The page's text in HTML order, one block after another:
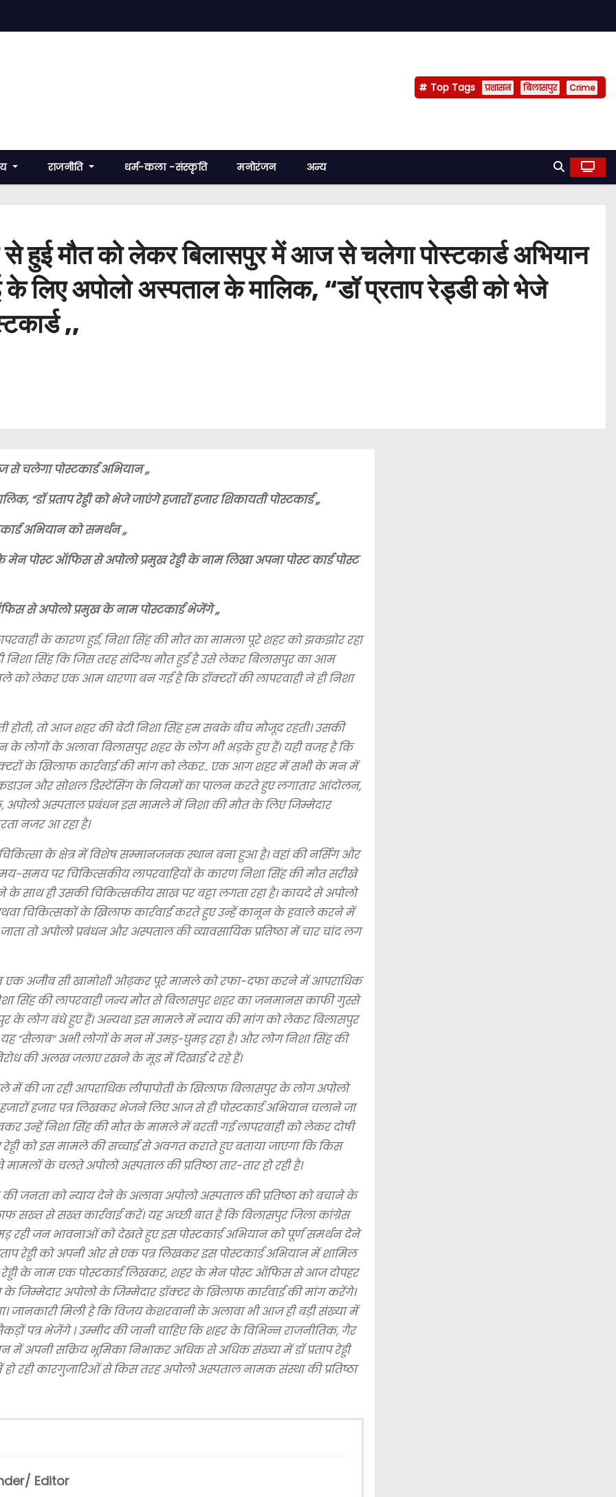
Top Tags प्रशासन बिलासपुर Crime
राजनीति धर्म-कला -संस्कृति मनोरंजन अन्य
से हुई मौत को लेकर बिलासपुर में आज से चलेगा पोस्टकार्ड अभियान
के लिए अपोलो अस्पताल के मालिक, “डॉ प्रताप रेड्डी को भेजे
,,
चलेगा पोस्टकार्ड अभियान ,,
“डॉ प्रताप रेड्डी को भेजे जाएंगे हजारों हजार शिकायती पोस्टकार्ड ,,
अभियान को समर्थन ,,
पोस्ट ऑफिस से अपोलो प्रमुख रेड्डी के नाम लिखा अपना पोस्ट कार्ड पोस्ट
से अपोलो प्रमुख के नाम पोस्टकार्ड भेजेंगे ,,
के कारण हुई, निशा सिंह की मौत का मामला पूरे शहर को झकझोर रहा
सिंह कि जिस तरह संदिग्ध मौत हुई है उसे लेकर बिलासपुर का आम
लेकर एक आम धारणा बन गई है कि डॉक्टरों की लापरवाही ने ही निशा
होती, तो आज शहर की बेटी निशा सिंह हम सबके बीच मौजूद रहती। उसकी
लोगों के अलावा बिलासपुर शहर के लोग भी भड़के हुए हैं। यही वजह है कि
के खिलाफ कार्रवाई की मांग को लेकर.. एक आग शहर में सभी के मन में
और सोशल डिस्टेंसिंग के नियमों का पालन करते हुए लगातार आंदोलन,
अपोलो अस्पताल प्रबंधन इस मामले में निशा की मौत के लिए जिम्मेदार
नजर आ रहा है।
के क्षेत्र में विशेष सम्मानजनक स्थान बना हुआ है। वहां की नर्सिंग और
समय पर चिकित्सकीय लापरवाहियों के कारण निशा सिंह की मौत सरीखे
साथ ही उसकी चिकित्सकीय साख पर बट्टा लगता रहा है। कायदे से अपोलो
चिकित्सकों के खिलाफ कार्रवाई करते हुए उन्हें कानून के हवाले करने में
तो अपोलो प्रबंधन और अस्पताल की व्यावसायिक प्रतिष्ठा में चार चांद लग
एक अजीब सी खामोशी ओढ़कर पूरे मामले को रफा-दफा करने में आपराधिक
सिंह की लापरवाही जन्य मौत से बिलासपुर शहर का जनमानस काफी गुस्से
के लोग बंधे हुए हैं। अन्यथा इस मामले में न्याय की मांग को लेकर बिलासपुर
“सैलाब” अभी लोगों के मन में उमड़-घुमड़ रहा है। और लोग निशा सिंह की
की अलख जलाए रखने के मूड में दिखाई दे रहे हैं।
में की जा रही आपराधिक लीपापोती के खिलाफ बिलासपुर के लोग अपोलो
हजार पत्र लिखकर भेजने लिए आज से ही पोस्टकार्ड अभियान चलाने जा
उन्हें निशा सिंह की मौत के मामले में बरती गई लापरवाही को लेकर दोषी
को इस मामले की सच्चाई से अवगत कराते हुए बताया जाएगा कि किस
के चलते अपोलो अस्पताल की प्रतिष्ठा तार-तार हो रही है।
की जनता को न्याय देने के अलावा अपोलो अस्पताल की प्रतिष्ठा को बचाने के
सख्त से सख्त कार्रवाई करें। यह अच्छी बात है कि बिलासपुर जिला कांग्रेस
रही जन भावनाओं को देखते हुए इस पोस्टकार्ड अभियान को पूर्ण समर्थन देने
रेड्डी को अपनी ओर से एक पत्र लिखकर इस पोस्टकार्ड अभियान में शामिल
रेड्डी के नाम एक पोस्टकार्ड लिखकर, शहर के मेन पोस्ट ऑफिस से आज दोपहर
के जिम्मेदार अपोलो के जिम्मेदार डॉक्टर के खिलाफ कार्रवाई की मांग करेंगे।
मिली है कि विजय केशरवानी के अलावा भी आज ही बड़ी संख्या में
पत्र भेजेंगे । उम्मीद की जानी चाहिए कि शहर के विभिन्न राजनीतिक, गैर
में अपनी सक्रिय भूमिका निभाकर अधिक से अधिक संख्या में डॉ प्रताप रेड्डी
रही कारगुजारिओं से किस तरह अपोलो अस्पताल नामक संस्था की प्रतिष्ठा
Editor